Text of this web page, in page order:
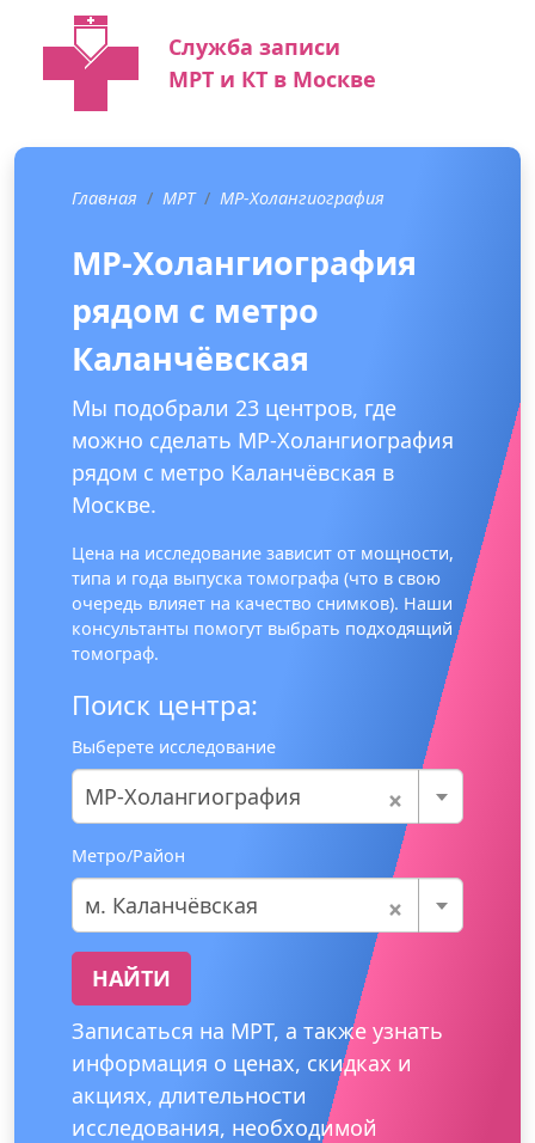
Служба записи
МРТ и КТ в Москве
Главная МРТ МР-Холангиография
МР-Холангиография
рядом с метро
Каланчёвская
Мы подобрали 23 центров, где
можно сделать МР-Холангиография
рядом с метро Каланчёвская в
Москве.
Цена на исследование зависит от мощности,
типа и года выпуска томографа (что в свою
очередь влияет на качество снимков). Наши
консультанты помогут выбрать подходящий
томограф.
Поиск центра:
Выберете исследование
×
МР-Холангиография
Метро/Район
×
м. Каланчёвская
НАЙТИ
Записаться на МРТ, а также узнать
информация о ценах, скидках и
акциях, длительности
исследования, необходимой